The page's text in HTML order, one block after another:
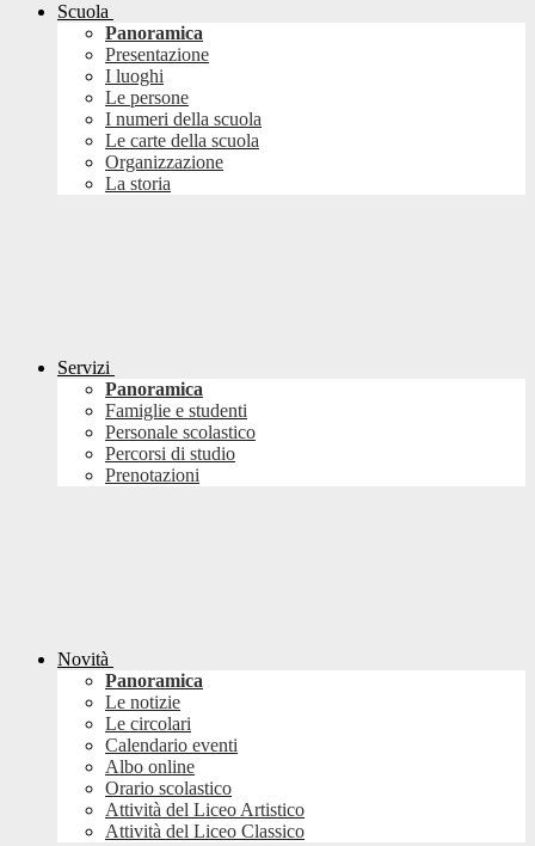
Scuola
Panoramica
Presentazione
I luoghi
Le persone
I numeri della scuola
Le carte della scuola
Organizzazione
La storia
Servizi
Panoramica
Famiglie e studenti
Personale scolastico
Percorsi di studio
Prenotazioni
Novità
Panoramica
Le notizie
Le circolari
Calendario eventi
Albo online
Orario scolastico
Attività del Liceo Artistico
Attività del Liceo Classico